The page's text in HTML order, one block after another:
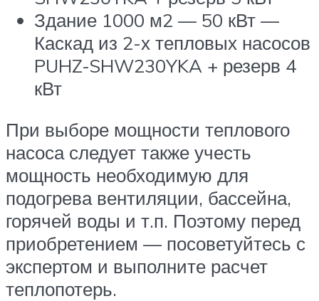
Здание 1000 м2 — 50 кВт —
Каскад из 2-х тепловых насосов
PUHZ-SHW230YKA + резерв 4
кВт
При выборе мощности теплового
насоса следует также учесть
мощность необходимую для
подогрева вентиляции, бассейна,
горячей воды и т.п. Поэтому перед
приобретением — посоветуйтесь с
экспертом и выполните расчет
теплопотерь.